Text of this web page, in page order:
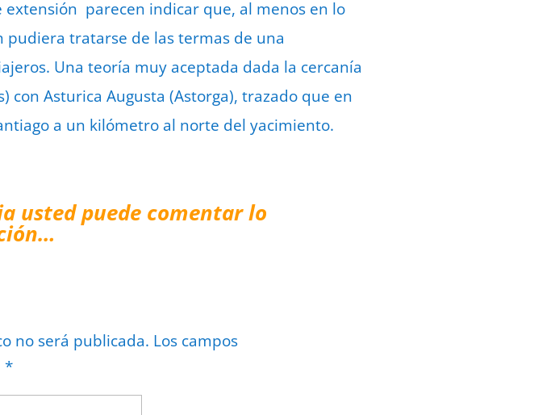
parecen indicar que, al menos en lo
pudiera tratarse de las termas de una
Una teoría muy aceptada dada la cercanía
con Asturica Augusta (Astorga), trazado que en
a un kilómetro al norte del yacimiento.
usted puede comentar lo
no será publicada. Los campos
*